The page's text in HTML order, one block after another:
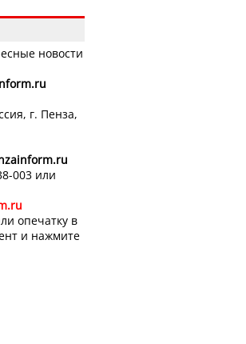
новости
г. Пенза,
003 или
опечатку в
и нажмите